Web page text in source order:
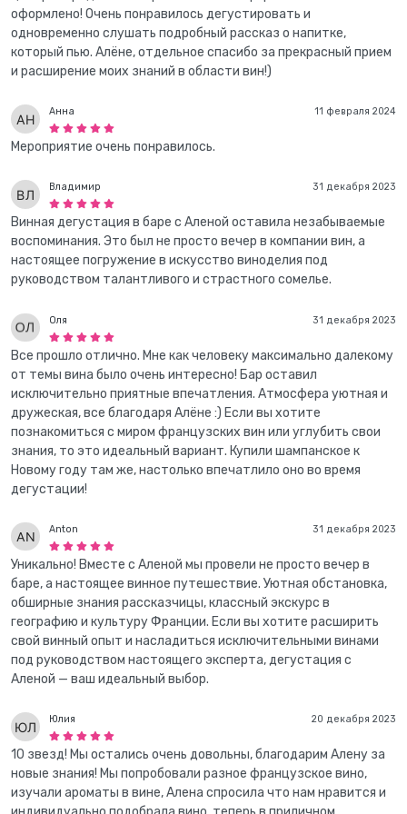
оформлено! Очень понравилось дегустировать и
одновременно слушать подробный рассказ о напитке,
который пью. Алёне, отдельное спасибо за прекрасный прием
и расширение моих знаний в области вин!)
11 февраля 2024
Анна
Мероприятие очень понравилось.
31 декабря 2023
Владимир
Винная дегустация в баре с Аленой оставила незабываемые
воспоминания. Это был не просто вечер в компании вин, а
настоящее погружение в искусство виноделия под
руководством талантливого и страстного сомелье.
31 декабря 2023
Оля
Все прошло отлично. Мне как человеку максимально далекому
от темы вина было очень интересно! Бар оставил
исключительно приятные впечатления. Атмосфера уютная и
дружеская, все благодаря Алёне :) Если вы хотите
познакомиться с миром французских вин или углубить свои
знания, то это идеальный вариант. Купили шампанское к
Новому году там же, настолько впечатлило оно во время
дегустации!
31 декабря 2023
Anton
Уникально! Вместе с Аленой мы провели не просто вечер в
баре, а настоящее винное путешествие. Уютная обстановка,
обширные знания рассказчицы, классный экскурс в
географию и культуру Франции. Если вы хотите расширить
свой винный опыт и насладиться исключительными винами
под руководством настоящего эксперта, дегустация с
Аленой — ваш идеальный выбор.
20 декабря 2023
Юлия
10 звезд! Мы остались очень довольны, благодарим Алену за
новые знания! Мы попробовали разное французское вино,
изучали ароматы в вине, Алена спросила что нам нравится и